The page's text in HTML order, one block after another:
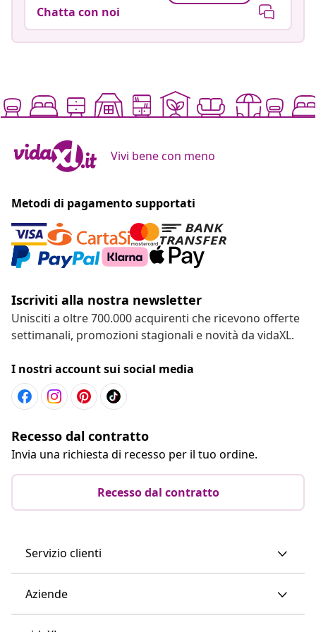
Chatta con noi
Vivi bene con meno
Metodi di pagamento supportati
Iscriviti alla nostra newsletter
Unisciti a oltre 700.000 acquirenti che ricevono offerte
settimanali, promozioni stagionali e novità da vidaXL.
I nostri account sui social media
Recesso dal contratto
Invia una richiesta di recesso per il tuo ordine.
Recesso dal contratto
Servizio clienti
Aziende